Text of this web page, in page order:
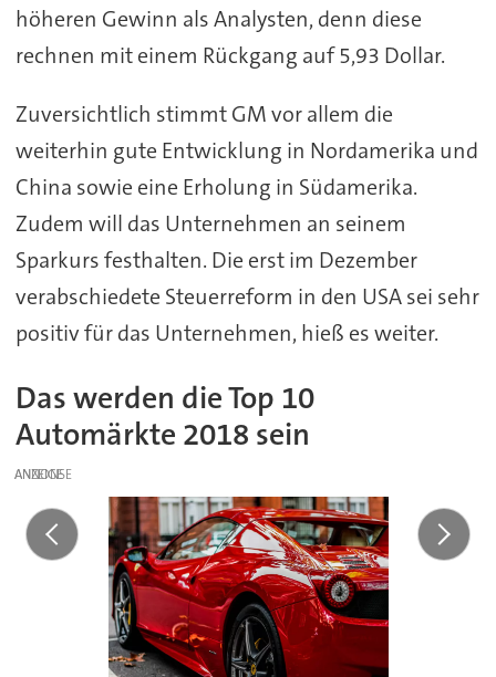
höheren Gewinn als Analysten, denn diese
rechnen mit einem Rückgang auf 5,93 Dollar.
Zuversichtlich stimmt GM vor allem die
weiterhin gute Entwicklung in Nordamerika und
China sowie eine Erholung in Südamerika.
Zudem will das Unternehmen an seinem
Sparkurs festhalten. Die erst im Dezember
verabschiedete Steuerreform in den USA sei sehr
positiv für das Unternehmen, hieß es weiter.
Das werden die Top 10
Automärkte 2018 sein
ANZEIGE